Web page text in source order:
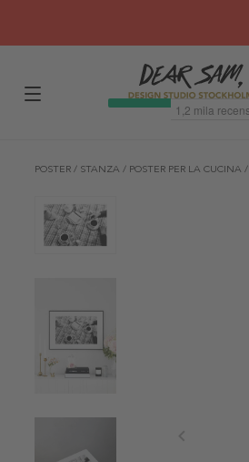
POSTER / STANZA / POSTER PER LA CUCINA /